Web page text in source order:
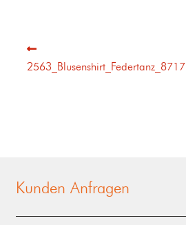
2563_Blusenshirt_Federtanz_8717
Kunden Anfragen